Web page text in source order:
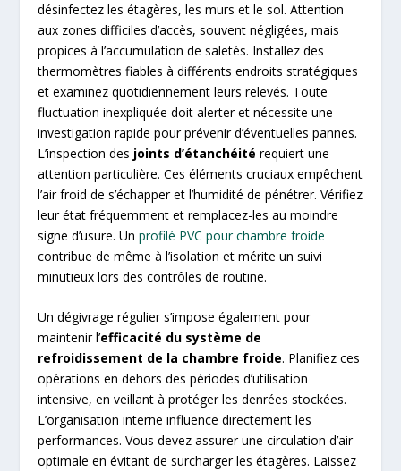
désinfectez les étagères, les murs et le sol. Attention
aux zones difficiles d’accès, souvent négligées, mais
propices à l’accumulation de saletés. Installez des
thermomètres fiables à différents endroits stratégiques
et examinez quotidiennement leurs relevés. Toute
fluctuation inexpliquée doit alerter et nécessite une
investigation rapide pour prévenir d’éventuelles pannes.
L’inspection des joints d’étanchéité requiert une
attention particulière. Ces éléments cruciaux empêchent
l’air froid de s’échapper et l’humidité de pénétrer. Vérifiez
leur état fréquemment et remplacez-les au moindre
signe d’usure. Unprofilé PVC pour chambre froide
contribue de même à l’isolation et mérite un suivi
minutieux lors des contrôles de routine.
Un dégivrage régulier s’impose également pour
maintenir l’efficacité du système de
refroidissement de la chambre froide. Planifiez ces
opérations en dehors des périodes d’utilisation
intensive, en veillant à protéger les denrées stockées.
L’organisation interne influence directement les
performances. Vous devez assurer une circulation d’air
optimale en évitant de surcharger les étagères. Laissez